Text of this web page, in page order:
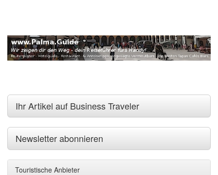
Ihr Artikel auf Business Traveler
Newsletter abonnieren
Touristische Anbieter